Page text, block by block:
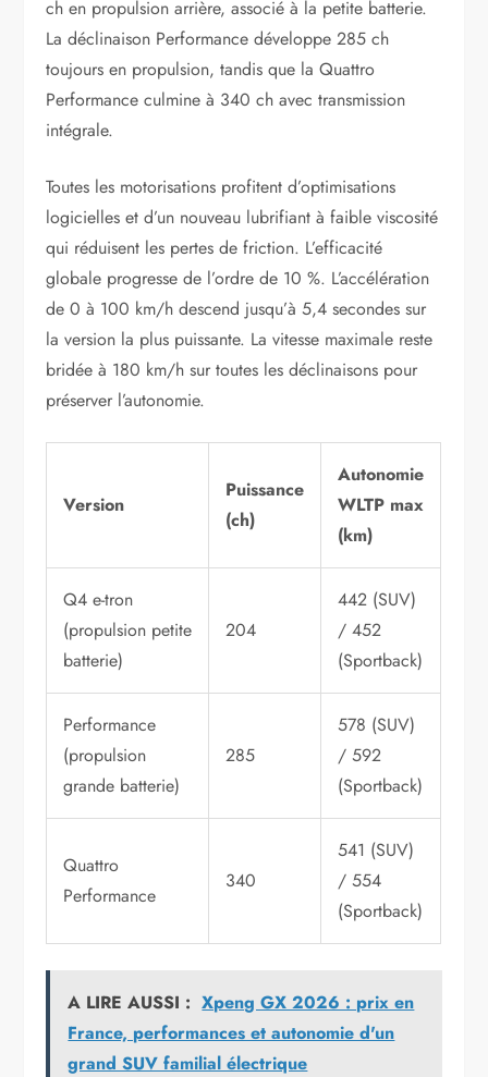
ch en propulsion arrière, associé à la petite batterie.
La déclinaison Performance développe 285 ch
toujours en propulsion, tandis que la Quattro
Performance culmine à 340 ch avec transmission
intégrale.
Toutes les motorisations profitent d’optimisations
logicielles et d’un nouveau lubrifiant à faible viscosité
qui réduisent les pertes de friction. L’efficacité
globale progresse de l’ordre de 10 %. L’accélération
de 0 à 100 km/h descend jusqu’à 5,4 secondes sur
la version la plus puissante. La vitesse maximale reste
bridée à 180 km/h sur toutes les déclinaisons pour
préserver l’autonomie.
Version
Puissance
(ch)
Autonomie
WLTP max
(km)
Q4 e-tron
(propulsion petite
batterie)
204
442 (SUV)
/ 452
(Sportback)
Performance
(propulsion
grande batterie)
285
578 (SUV)
/ 592
(Sportback)
Quattro
Performance
340
541 (SUV)
/ 554
(Sportback)
A LIRE AUSSI : Xpeng GX 2026 : prix en
France, performances et autonomie d'un
grand SUV familial électrique